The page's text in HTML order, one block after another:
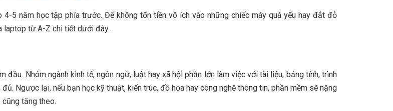
5 năm học tập phía trước. Để không tốn tiền vô ích vào những chiếc máy quá yếu hay đắt đỏ
laptop từ A-Z chi tiết dưới đây.
đầu. Nhóm ngành kinh tế, ngôn ngữ, luật hay xã hội phần lớn làm việc với tài liệu, bảng tính, trình
Ngược lại, nếu bạn học kỹ thuật, kiến trúc, đồ họa hay công nghệ thông tin, phần mềm sẽ nặng
tăng theo.